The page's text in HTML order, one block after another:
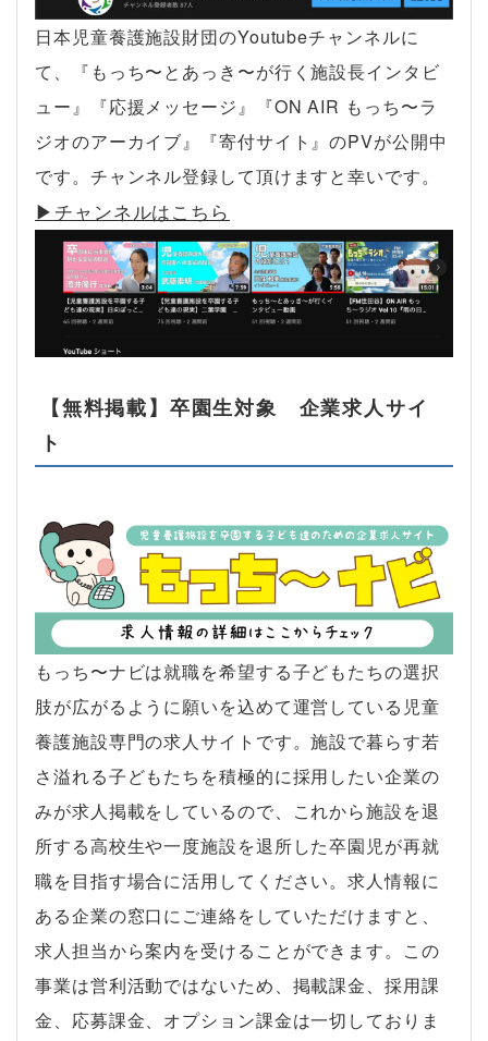
日本児童養護施設財団のYoutubeチャンネルに
て、『もっち〜とあっき〜が行く施設長インタビ
ュー』『応援メッセージ』『ON AIR もっち〜ラ
ジオのアーカイブ』『寄付サイト』のPVが公開中
です。チャンネル登録して頂けますと幸いです。
▶︎チャンネルはこちら
【無料掲載】卒園生対象 企業求人サイ
ト
もっち〜ナビは就職を希望する子どもたちの選択
肢が広がるように願いを込めて運営している児童
養護施設専門の求人サイトです。施設で暮らす若
さ溢れる子どもたちを積極的に採用したい企業の
みが求人掲載をしているので、これから施設を退
所する高校生や一度施設を退所した卒園児が再就
職を目指す場合に活用してください。求人情報に
ある企業の窓口にご連絡をしていただけますと、
求人担当から案内を受けることができます。この
事業は営利活動ではないため、掲載課金、採用課
金、応募課金、オプション課金は一切しておりま